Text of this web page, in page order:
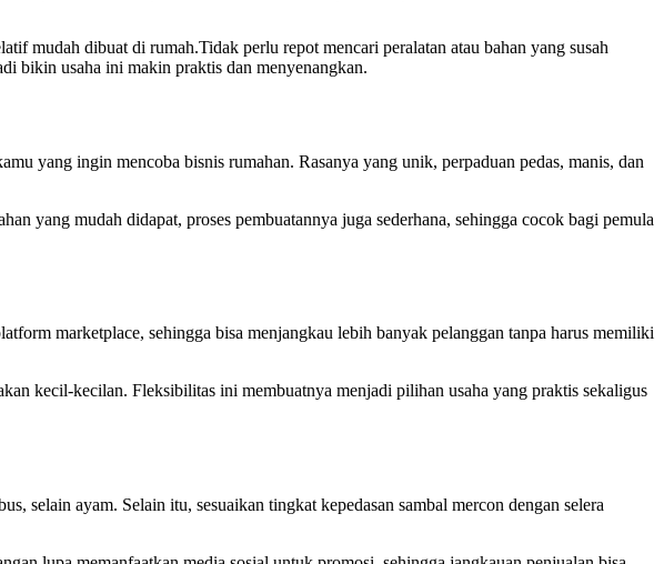
mudah dibuat di rumah.Tidak perlu repot mencari peralatan atau bahan yang susah
bikin usaha ini makin praktis dan menyenangkan.
yang ingin mencoba bisnis rumahan. Rasanya yang unik, perpaduan pedas, manis, dan
yang mudah didapat, proses pembuatannya juga sederhana, sehingga cocok bagi pemula
marketplace, sehingga bisa menjangkau lebih banyak pelanggan tanpa harus memiliki
kecil-kecilan. Fleksibilitas ini membuatnya menjadi pilihan usaha yang praktis sekaligus
selain ayam. Selain itu, sesuaikan tingkat kepedasan sambal mercon dengan selera